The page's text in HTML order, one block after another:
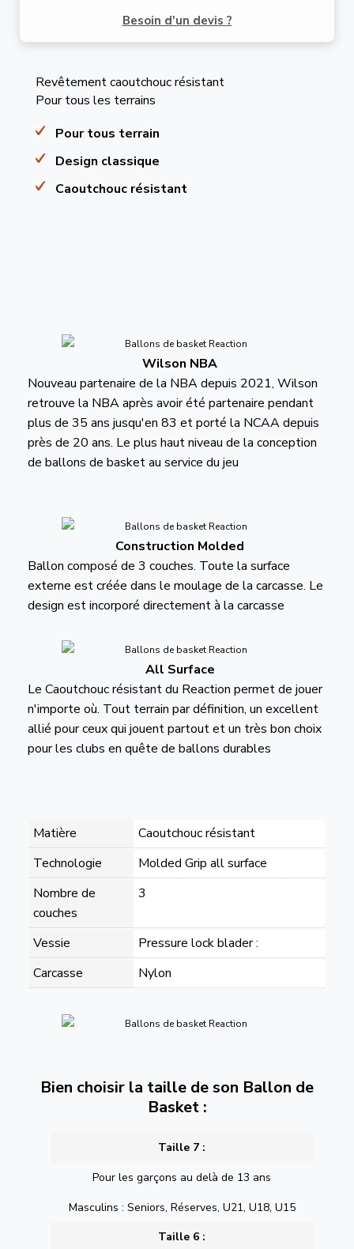
Besoin d'un devis ?
Revêtement caoutchouc résistant
Pour tous les terrains
Pour tous terrain
Design classique
Caoutchouc résistant
Wilson NBA
Nouveau partenaire de la NBA depuis 2021, Wilson
retrouve la NBA après avoir été partenaire pendant
plus de 35 ans jusqu'en 83 et porté la NCAA depuis
près de 20 ans. Le plus haut niveau de la conception
de ballons de basket au service du jeu
Construction Molded
Ballon composé de 3 couches. Toute la surface
externe est créée dans le moulage de la carcasse. Le
design est incorporé directement à la carcasse
All Surface
Le Caoutchouc résistant du Reaction permet de jouer
n'importe où. Tout terrain par définition, un excellent
allié pour ceux qui jouent partout et un très bon choix
pour les clubs en quête de ballons durables
Matière
Caoutchouc résistant
Technologie
Molded Grip all surface
Nombre de
couches
3
Vessie
Pressure lock blader :
Carcasse
Nylon
Bien choisir la taille de son Ballon de
Basket :
Taille 7 :
Pour les garçons au delà de 13 ans
Masculins : Seniors, Réserves, U21, U18, U15
Taille 6 :